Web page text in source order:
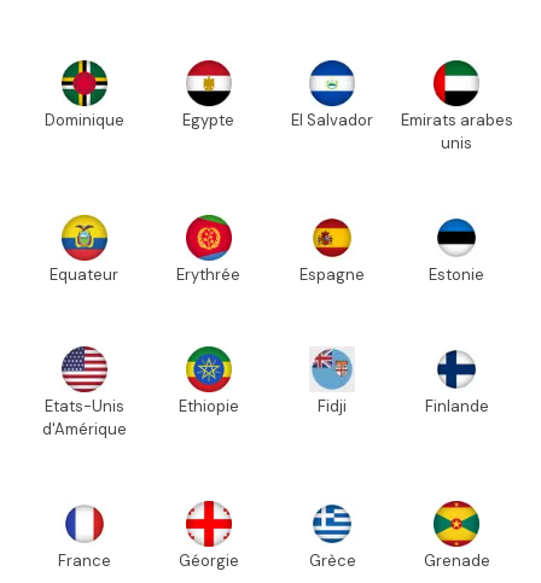
Dominique Egypte El Salvador
Emirats arabes
unis
Equateur Erythrée Espagne Estonie
Etats-Unis
d'Amérique
Ethiopie Fidji Finlande
France Géorgie Grèce Grenade